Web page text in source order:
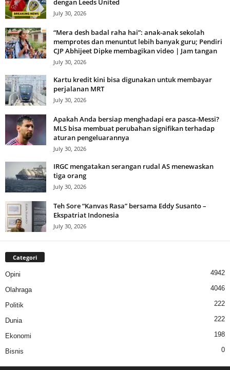
dengan Leeds United
July 30, 2026
“Mera desh badal raha hai”: anak-anak sekolah
memprotes dan menuntut lebih banyak guru; Pendiri
CJP Abhijeet Dipke membagikan video | Jam tangan
July 30, 2026
Kartu kredit kini bisa digunakan untuk membayar
perjalanan MRT
July 30, 2026
Apakah Anda bersiap menghadapi era pasca-Messi?
MLS bisa membuat perubahan signifikan terhadap
aturan pengeluarannya
July 30, 2026
IRGC mengatakan serangan rudal AS menewaskan
tiga orang
July 30, 2026
Teh Sore “Kanvas Rasa” bersama Eddy Susanto –
Ekspatriat Indonesia
July 30, 2026
Categori
Opini 4942
Olahraga 4046
Politik 222
Dunia 222
Ekonomi 198
Bisnis 0